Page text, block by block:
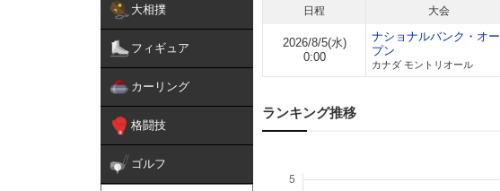
大相撲
フィギュア
カーリング
格闘技
ゴルフ
日程 大会
2026/8/5(水)
0:00
ナショナルバンク・オー
プン
カナダ モントリオール
ランキング推移